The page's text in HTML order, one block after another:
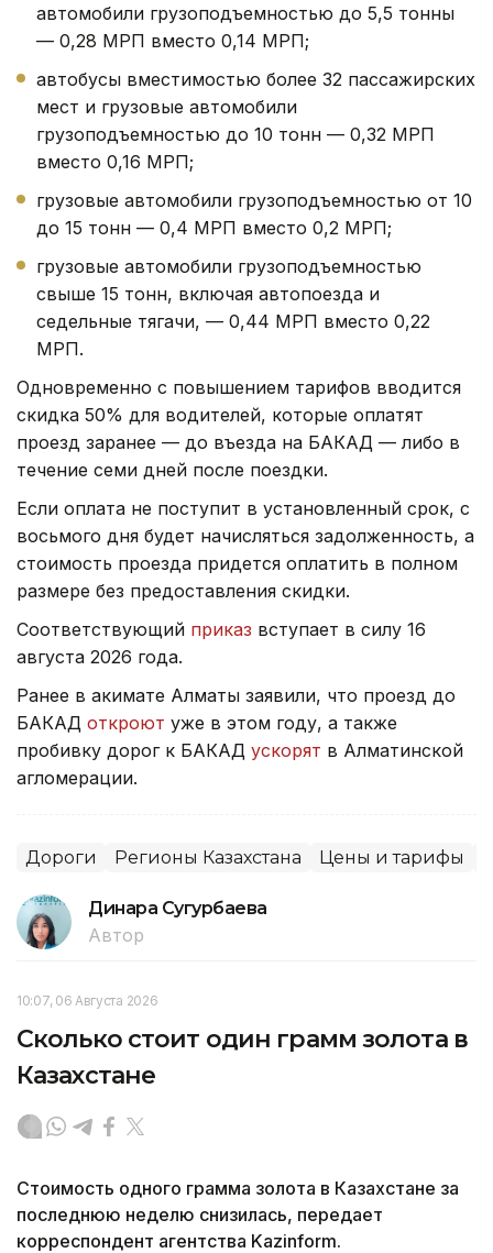
автомобили грузоподъемностью до 5,5 тонны
— 0,28 МРП вместо 0,14 МРП;
автобусы вместимостью более 32 пассажирских
мест и грузовые автомобили
грузоподъемностью до 10 тонн — 0,32 МРП
вместо 0,16 МРП;
грузовые автомобили грузоподъемностью от 10
до 15 тонн — 0,4 МРП вместо 0,2 МРП;
грузовые автомобили грузоподъемностью
свыше 15 тонн, включая автопоезда и
седельные тягачи, — 0,44 МРП вместо 0,22
МРП.
Одновременно с повышением тарифов вводится
скидка 50% для водителей, которые оплатят
проезд заранее — до въезда на БАКАД — либо в
течение семи дней после поездки.
Если оплата не поступит в установленный срок, с
восьмого дня будет начисляться задолженность, а
стоимость проезда придется оплатить в полном
размере без предоставления скидки.
Соответствующий приказ вступает в силу 16
августа 2026 года.
Ранее в акимате Алматы заявили, что проезд до
БАКАД откроют уже в этом году, а также
пробивку дорог к БАКАД ускорят в Алматинской
агломерации.
Дороги Регионы Казахстана Цены и тарифы
Динара Сугурбаева
Автор
10:07, 06 Августа 2026
Сколько стоит один грамм золота в
Казахстане
Стоимость одного грамма золота в Казахстане за
последнюю неделю снизилась, передает
корреспондент агентства Kazinform.